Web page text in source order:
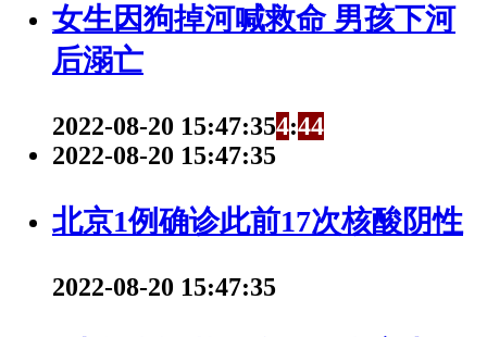
女生因狗掉河喊救命 男孩下河
后溺亡
2022-08-20 15:47:354:44
2022-08-20 15:47:35
北京1例确诊此前17次核酸阴性
2022-08-20 15:47:35